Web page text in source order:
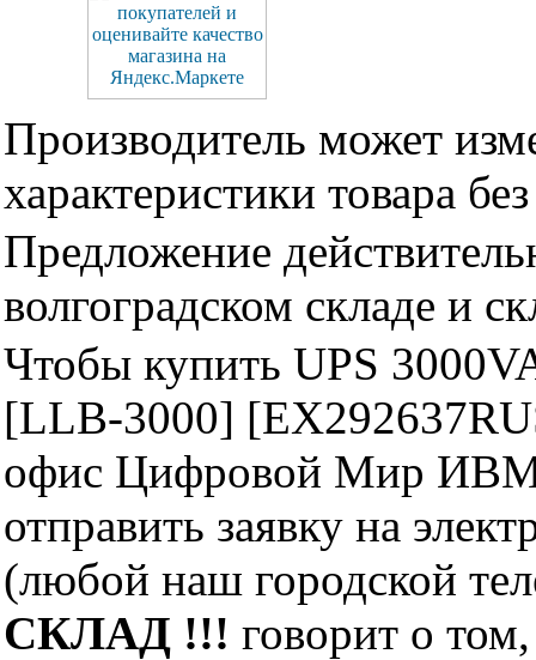
Производитель может
характеристики товара
Предложение
волгоградском складе и
Чтобы купить UPS
[LLB-3000]
офис Цифровой Мир ИВМ
отправить заявку на
(любой наш городской
СКЛАД !!! говорит о